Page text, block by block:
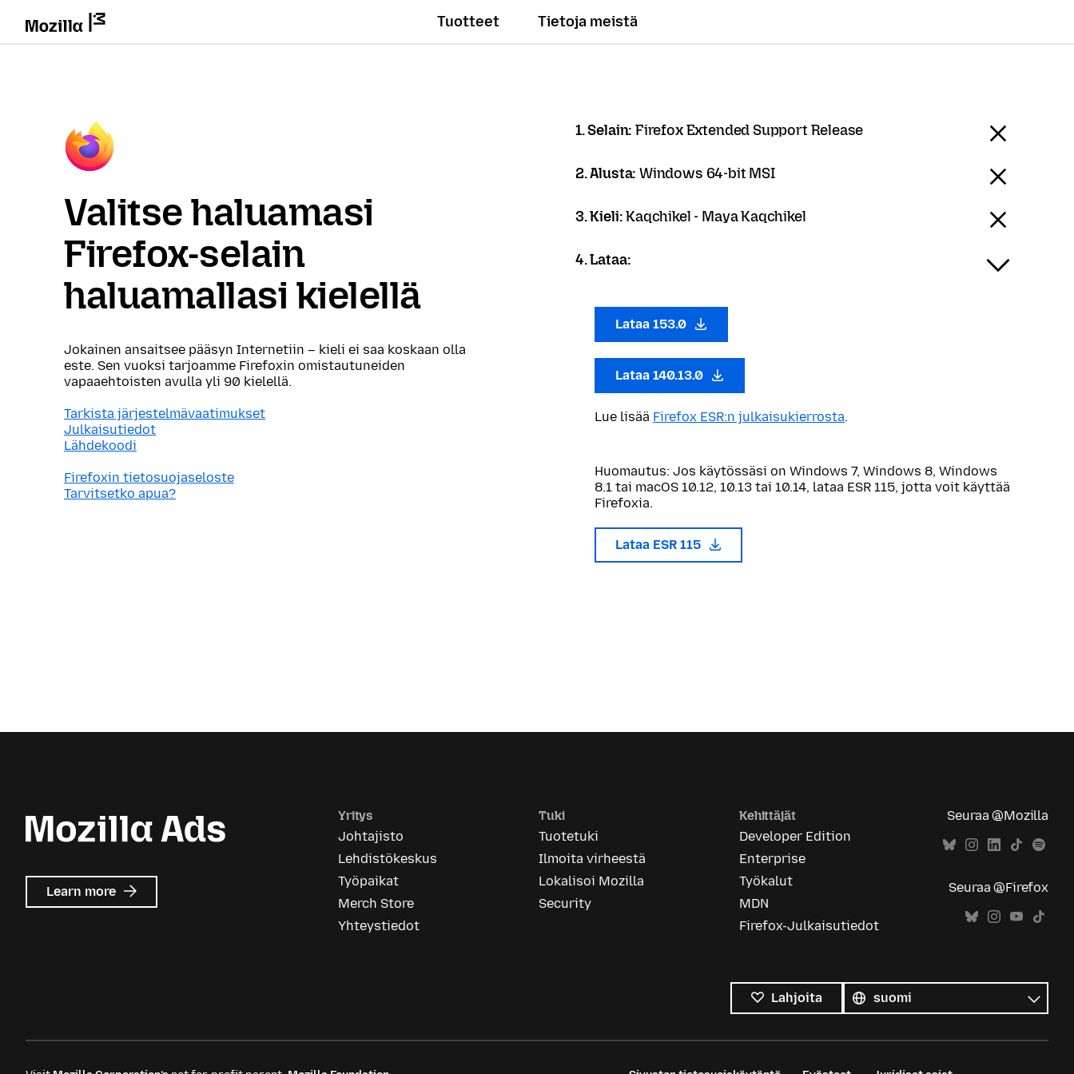
Tuotteet Tietoja meistä
Valitse haluamasi
Firefox-selain
haluamallasi kielellä
Jokainen ansaitsee pääsyn Internetiin – kieli ei saa koskaan olla
este. Sen vuoksi tarjoamme Firefoxin omistautuneiden
vapaaehtoisten avulla yli 90 kielellä.
Tarkista järjestelmävaatimukset
Julkaisutiedot
Lähdekoodi
Firefoxin tietosuojaseloste
Tarvitsetko apua?
1. Selain:Firefox Extended Support Release
2. Alusta:Windows 64-bit MSI
3. Kieli:Kaqchikel - Maya Kaqchikel
4. Lataa:
Lataa 153.0
Lataa 140.13.0
Lue lisää Firefox ESR:n julkaisukierrosta.
Huomautus: Jos käytössäsi on Windows 7, Windows 8, Windows
8.1 tai macOS 10.12, 10.13 tai 10.14, lataa ESR 115, jotta voit käyttää
Firefoxia.
Lataa ESR 115
Learn more about
Mozilla
Yritys
Johtajisto
Lehdistökeskus
Työpaikat
Merch Store
Yhteystiedot
Tuki
Tuotetuki
Ilmoita virheestä
Lokalisoi Mozilla
Security
Kehittäjät
Developer Edition
Enterprise
Työkalut
MDN
Firefox-Julkaisutiedot
Seuraa @Mozilla
Seuraa @Firefox
Lahjoita
kielet
Kieli